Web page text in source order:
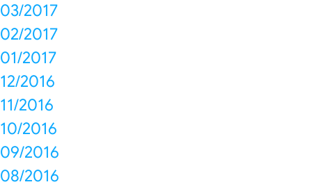
03/2017
02/2017
01/2017
12/2016
11/2016
10/2016
09/2016
08/2016